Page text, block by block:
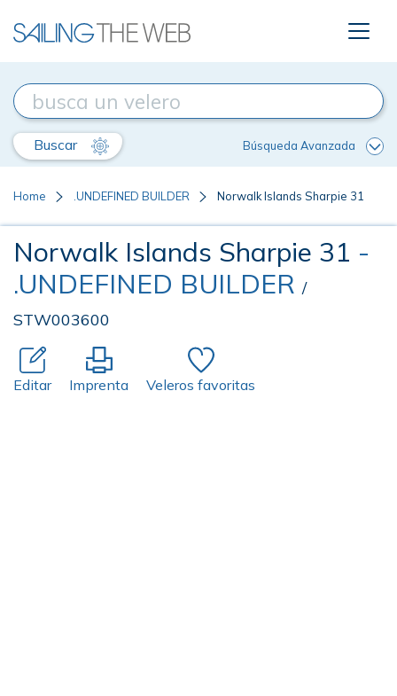
Buscar Búsqueda Avanzada
Home .UNDEFINED BUILDER Norwalk Islands Sharpie 31
Norwalk Islands Sharpie 31 -
.UNDEFINED BUILDER /
STW003600
Editar Imprenta Veleros favoritas